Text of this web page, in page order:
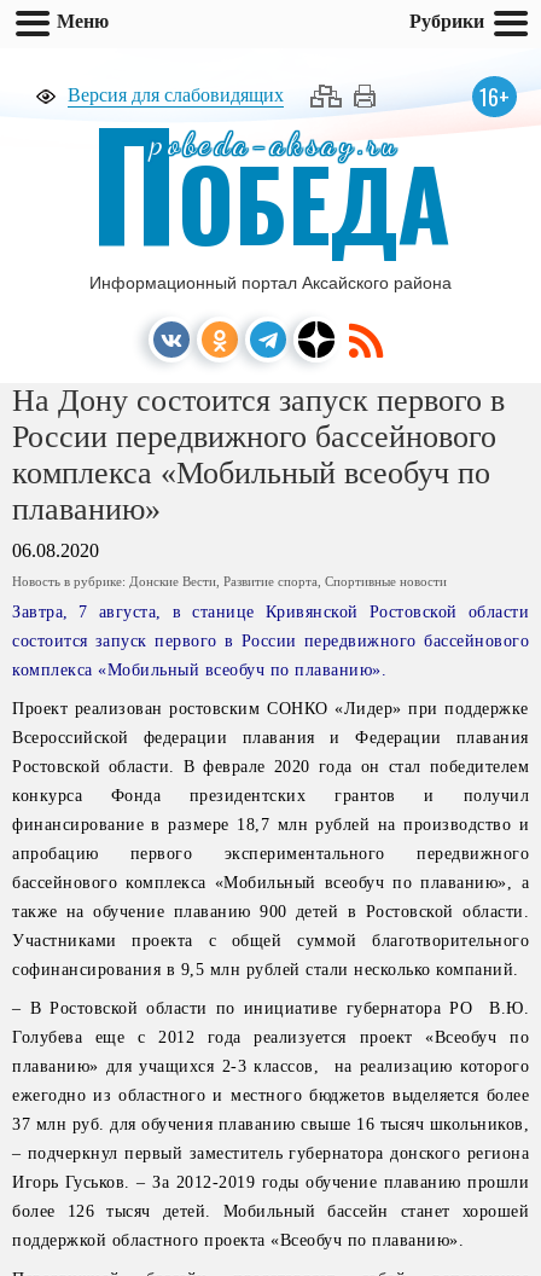
Версия для слабовидящих 16+
pobeda-aksay.ru
ПОБЕДА
Информационный портал Аксайского района
На Дону состоится запуск первого в
России передвижного бассейнового
комплекса «Мобильный всеобуч по
плаванию»
06.08.2020
Новость в рубрике: Донские Вести Развитие спорта Спортивные новости
Завтра, 7 августа, в станице Кривянской Ростовской области
состоится запуск первого в России передвижного бассейнового
комплекса «Мобильный всеобуч по плаванию».
Проект реализован ростовским СОНКО «Лидер» при поддержке
Всероссийской федерации плавания и Федерации плавания
Ростовской области. В феврале 2020 года он стал победителем
конкурса Фонда президентских грантов и получил
финансирование в размере 18,7 млн рублей на производство и
апробацию первого экспериментального передвижного
бассейнового комплекса «Мобильный всеобуч по плаванию», а
также на обучение плаванию 900 детей в Ростовской области.
Участниками проекта с общей суммой благотворительного
софинансирования в 9,5 млн рублей стали несколько компаний.
– В Ростовской области по инициативе губернатора РО В.Ю.
Голубева еще с 2012 года реализуется проект «Всеобуч по
плаванию» для учащихся 2-3 классов, на реализацию которого
ежегодно из областного и местного бюджетов выделяется более
37 млн руб. для обучения плаванию свыше 16 тысяч школьников,
– подчеркнул первый заместитель губернатора донского региона
Игорь Гуськов. – За 2012-2019 годы обучение плаванию прошли
более 126 тысяч детей. Мобильный бассейн станет хорошей
поддержкой областного проекта «Всеобуч по плаванию».
Меню Рубрики